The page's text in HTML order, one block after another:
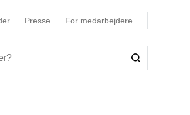
Presse For medarbejdere